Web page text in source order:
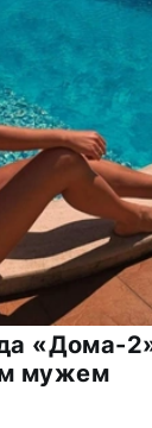
«Дома-
мужем